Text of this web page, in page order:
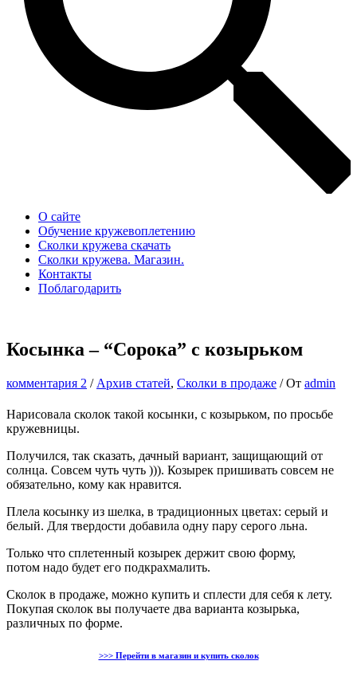
О сайте
Обучение кружевоплетению
Сколки кружева скачать
Сколки кружева. Магазин.
Контакты
Поблагодарить
Косынка – “Сорока” с козырьком
комментария 2 / Архив статей, Сколки в продаже / От admin
Нарисовала сколок такой косынки, с козырьком, по просьбе
кружевницы.
Получился, так сказать, дачный вариант, защищающий от
солнца. Совсем чуть чуть ))). Козырек пришивать совсем не
обязательно, кому как нравится.
Плела косынку из шелка, в традиционных цветах: серый и
белый. Для твердости добавила одну пару серого льна.
Только что сплетенный козырек держит свою форму,
потом надо будет его подкрахмалить.
Сколок в продаже, можно купить и сплести для себя к лету.
Покупая сколок вы получаете два варианта козырька,
различных по форме.
>>> Перейти в магазин и купить сколок